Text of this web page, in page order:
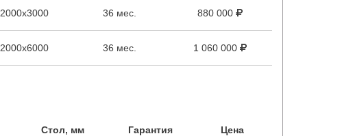
2000х3000 36 мес. 880 000
2000х6000 36 мес. 1 060 000
Стол, мм Гарантия Цена